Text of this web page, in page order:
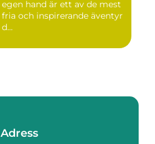
egen hand är ett av de mest
fria och inspirerande äventyr
d...
Adress